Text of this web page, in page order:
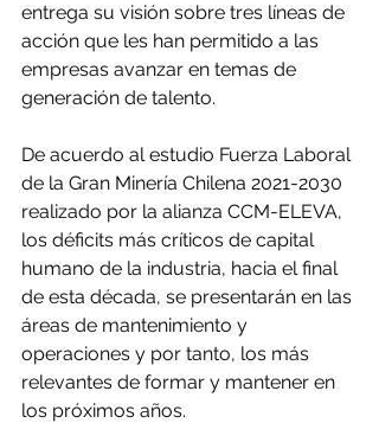
entrega su visión sobre tres líneas de
acción que les han permitido a las
empresas avanzar en temas de
generación de talento.
De acuerdo al estudio Fuerza Laboral
de la Gran Minería Chilena 2021-2030
realizado por la alianza CCM-ELEVA,
los déficits más críticos de capital
humano de la industria, hacia el final
de esta década, se presentarán en las
áreas de mantenimiento y
operaciones y por tanto, los más
relevantes de formar y mantener en
los próximos años.